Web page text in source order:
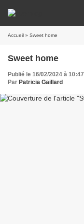
Accueil » Sweet home
Sweet home
Publié le 16/02/2024 à 10:47
Par Patricia Gaillard